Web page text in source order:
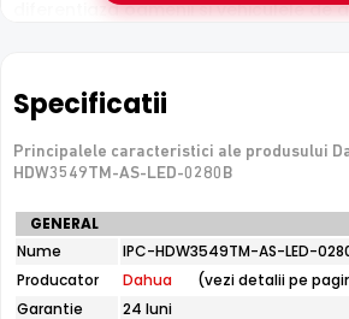
diferentiaza oamenii si vehiculele de
Senzor Starlight
SenzorulStarlightpermite Dahua IPC-
LED-0280B sa capteze imagini clare
niveluri extrem de scazute de
necesar iluminat suplimentar.
Specificatii
Principalele caracteristici ale produsului
HDW3549TM-AS-LED-0280B
Specificatii
tehnice
Dahua
IPC-
HDW3549TM-
GENERAL
Nume
IPC-HDW3549TM-AS-LED-
Producator
Dahua
(vezi detalii pe
Garantie
24 luni